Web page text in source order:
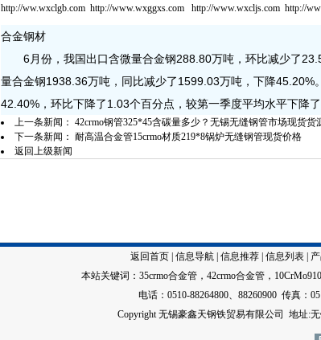
http://ww.wxclgb.com http://www.wxggxs.com http://www.wxcljs.com http://
合金钢材
6月份，我国出口含微量合金钢288.80万吨，环比减少了
量合金钢1938.36万吨，同比减少了1599.03万吨，下降
42.40%，环比下降了1.03个百分点，较第一季度平均水平下降了
上一条新闻： 42crmo钢管325*45含碳量多少？无锡无缝钢管市场现货货
下一条新闻： 耐高温合金管15crmo材质219*8锅炉无缝钢管现货价格
返回上级新闻
返回首页 信息导航 信息推荐 信息列表
本站关键词： 35crmo合金管 ， 42crmo合金管 ，
电话：0510-88264800、88260900 传真：
Copyright 无锡豪鑫天钢铁贸易有限公司 地址: